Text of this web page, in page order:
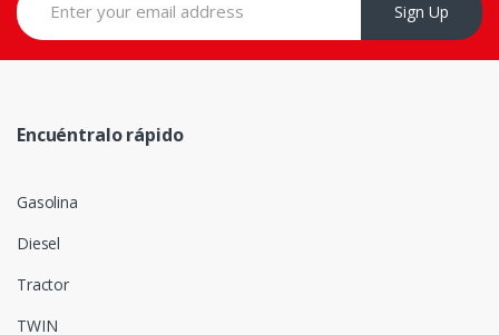
Sign Up
Encuéntralo rápido
Gasolina
Diesel
Tractor
TWIN